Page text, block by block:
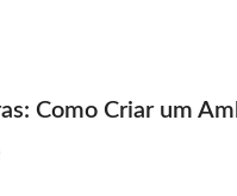
Como Criar um